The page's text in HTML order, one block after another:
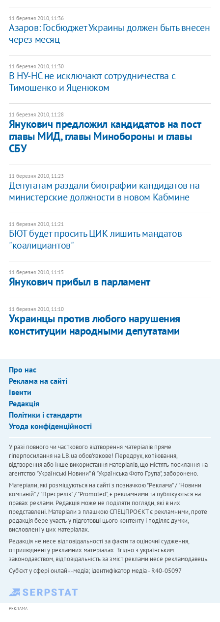
11 березня 2010, 11:36
Азаров: Госбюджет Украины должен быть внесен
через месяц
11 березня 2010, 11:30
В НУ-НС не исключают сотрудничества с
Тимошенко и Яценюком
11 березня 2010, 11:28
Янукович предложил кандидатов на пост
главы МИД, главы Минобороны и главы
СБУ
11 березня 2010, 11:23
Депутатам раздали биографии кандидатов на
министерские должности в новом Кабмине
11 березня 2010, 11:21
БЮТ будет просить ЦИК лишить мандатов
"коалициантов"
11 березня 2010, 11:15
Янукович прибыл в парламент
11 березня 2010, 11:10
Украинцы против любого нарушения
конституции народными депутатами
Про нас
Реклама на сайті
Івенти
Редакція
Політики і стандарти
Угода конфіденційності
У разі повного чи часткового відтворення матеріалів пряме
гіперпосилання на LB.ua обов'язкове! Передрук, копіювання,
відтворення або інше використання матеріалів, що містять посилання на
агентство "Українськi Новини" й "Українська Фото Група", заборонено.
Матеріали, які розміщуються на сайті з позначкою "Реклама" / "Новини
компаній" / "Пресреліз" / "Promoted", є рекламними та публікуються на
правах реклами. Редакція може не поділяти погляди, які в них
представлені. Матеріали з плашкою СПЕЦПРОЄКТ є рекламними, проте
редакція бере участь у підготовці цього контенту і поділяє думки,
висловлені у цих матеріалах.
Редакція не несе відповідальності за факти та оціночні судження,
оприлюднені у рекламних матеріалах. Згідно з українським
законодавством, відповідальність за зміст реклами несе рекламодавець.
Cуб'єкт у сфері онлайн-медіа; ідентифікатор медіа - R40-05097
РЕКЛАМА